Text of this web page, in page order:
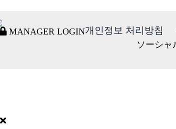
MANAGER LOGIN개인정보 처리방침
ソーシャ